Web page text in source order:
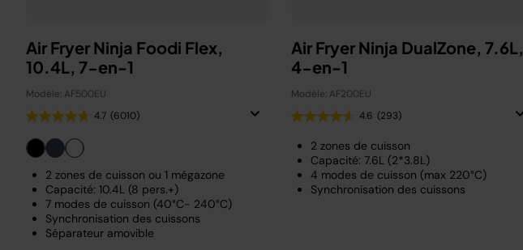
Air Fryer Ninja Foodi Flex,
10.4L, 7-en-1
Modèle: AF500EU
4.7 (6010)
2 zones de cuisson ou 1 mégazone
Capacité: 10.4L (8 pers.+)
7 modes de cuisson (40°C- 240°C)
Synchronisation des cuissons
Séparateur amovible
Air Fryer Ninja DualZone, 7.6L,
4-en-1
Modèle: AF200EU
4.6 (293)
2 zones de cuisson
Capacité: 7.6L (2*3.8L)
4 modes de cuisson (max 220°C)
Synchronisation des cuissons